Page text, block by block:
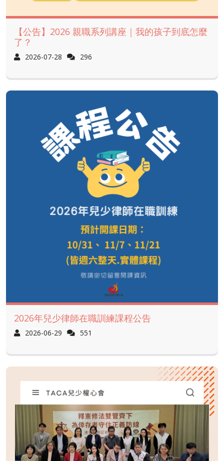
【公告】2026 親職系列講座｜我的孩子到底怎麼
了？
2026-07-28 296
2026年兒少律師在職訓練課程公告
2026-06-29 551